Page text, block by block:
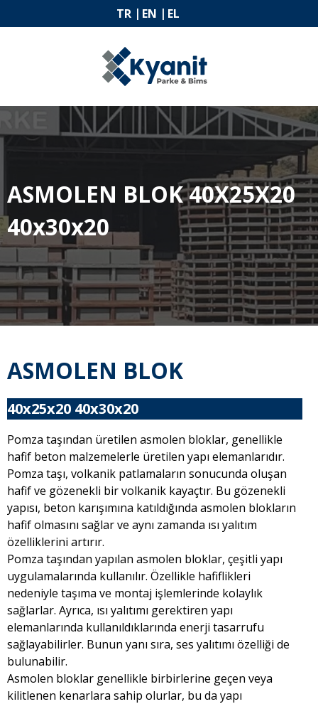
TR EN EL
ASMOLEN BLOK 40X25X20
40x30x20
ASMOLEN BLOK
40x25x20 40x30x20
Pomza taşından üretilen asmolen bloklar, genellikle
hafif beton malzemelerle üretilen yapı elemanlarıdır.
Pomza taşı, volkanik patlamaların sonucunda oluşan
hafif ve gözenekli bir volkanik kayaçtır. Bu gözenekli
yapısı, beton karışımına katıldığında asmolen blokların
hafif olmasını sağlar ve aynı zamanda ısı yalıtım
özelliklerini artırır.
Pomza taşından yapılan asmolen bloklar, çeşitli yapı
uygulamalarında kullanılır. Özellikle hafiflikleri
nedeniyle taşıma ve montaj işlemlerinde kolaylık
sağlarlar. Ayrıca, ısı yalıtımı gerektiren yapı
elemanlarında kullanıldıklarında enerji tasarrufu
sağlayabilirler. Bunun yanı sıra, ses yalıtımı özelliği de
bulunabilir.
Asmolen bloklar genellikle birbirlerine geçen veya
kilitlenen kenarlara sahip olurlar, bu da yapı